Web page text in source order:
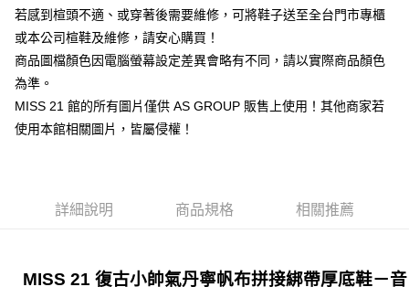
運送方式
宅配
免運費
若感到楦頭不適、或穿著後需要維修，可將鞋子送至全台門市專櫃
或本公司楦鞋及維修，請安心購買！
商品圖檔顏色因電腦螢幕設定差異會略有不同，請以實際商品顏色
為準。
MISS 21 館的所有圖片僅供 AS GROUP 販售上使用！其他商家若
使用本館相關圖片，皆屬侵權！
詳細說明 商品規格 相關推薦
MISS 21 復古小帥氣丹寧帆布拼接綁帶厚底鞋－音